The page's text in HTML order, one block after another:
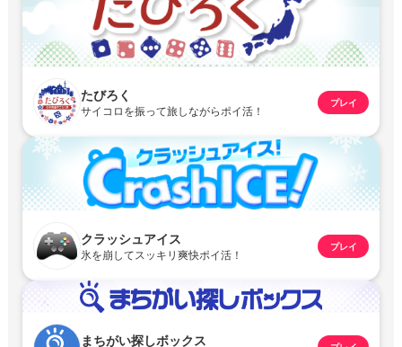
たびろく
サイコロを振って旅しながらポイ活！
プレイ
クラッシュアイス
氷を崩してスッキリ爽快ポイ活！
プレイ
まちがい探しボックス